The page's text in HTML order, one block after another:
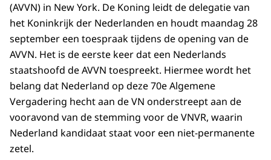
(AVVN) in New York. De Koning leidt de delegatie van
het Koninkrijk der Nederlanden en houdt maandag 28
september een toespraak tijdens de opening van de
AVVN. Het is de eerste keer dat een Nederlands
staatshoofd de AVVN toespreekt. Hiermee wordt het
belang dat Nederland op deze 70e Algemene
Vergadering hecht aan de VN onderstreept aan de
vooravond van de stemming voor de VNVR, waarin
Nederland kandidaat staat voor een niet-permanente
zetel.